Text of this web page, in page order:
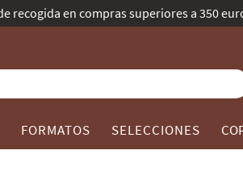
Mejor Bodega de Champagne
FORMATOS SELECCIONES